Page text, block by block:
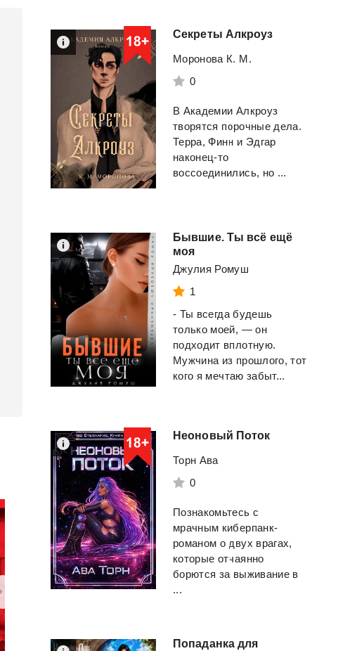
Секреты Алкроуз
Моронова К. М.
0
В Академии Алкроуз
творятся порочные дела.
Терра, Финн и Эдгар
наконец-то
воссоединились, но ...
Бывшие. Ты всё ещё
моя
Джулия Ромуш
1
- Ты всегда будешь
только моей, — он
подходит вплотную.
Мужчина из прошлого, тот
кого я мечтаю забыт...
Неоновый Поток
Торн Ава
0
Познакомьтесь с
мрачным киберпанк-
романом о двух врагах,
которые отчаянно
борются за выживание в
...
Попаданка для